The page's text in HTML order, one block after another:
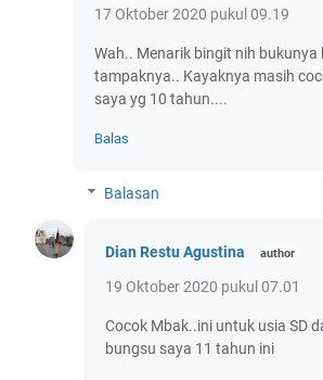
17 Oktober 2020 pukul 09.19
Wah.. Menarik bingit nih bukunya
tampaknya.. Kayaknya masih
saya yg 10 tahun....
Balas
Balasan
Dian Restu Agustina
19 Oktober 2020 pukul 07.01
Cocok Mbak..ini untuk usia SD
bungsu saya 11 tahun ini